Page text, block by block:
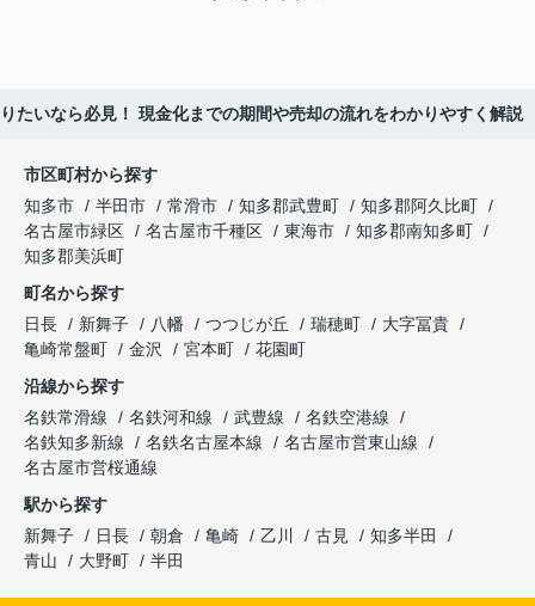
たいなら必見！ 現金化までの期間や売却の流れをわかりやすく解説
市区町村から探す
知多市
半田市 常滑市 知多郡武豊町
知多郡阿久比町
名古屋市緑区
名古屋市千種区 東海市
知多郡南知多町
知多郡美浜町
町名から探す
日長
新舞子 八幡 つつじが丘 瑞穂町
大字冨貴
亀崎常盤町
金沢 宮本町
花園町
沿線から探す
名鉄常滑線
名鉄河和線 武豊線
名鉄空港線
名鉄知多新線
名鉄名古屋本線
名古屋市営東山線
名古屋市営桜通線
駅から探す
新舞子
日長 朝倉 亀崎 乙川 古見
知多半田
青山
大野町 半田